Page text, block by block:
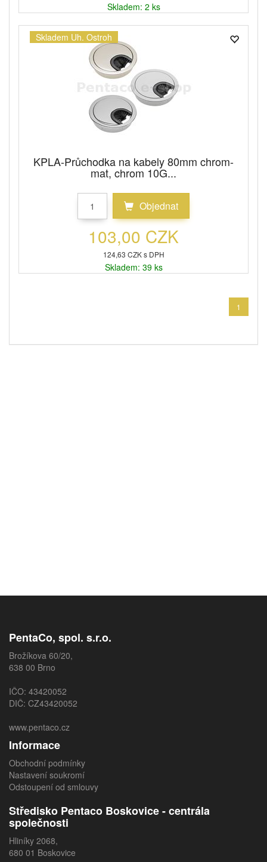
Skladem: 2 ks
Skladem Uh. Ostroh
KPLA-Průchodka na kabely 80mm chrom-
mat, chrom 10G...
Objednat
103,00 CZK
124,63 CZK s DPH
Skladem: 39 ks
1
PentaCo, spol. s.r.o.
Brožíkova 60/20,
638 00 Brno
IČO: 43420052
DIČ: CZ43420052
www.pentaco.cz
Informace
Obchodní podmínky
Nastavení soukromí
Odstoupení od smlouvy
Středisko Pentaco Boskovice - centrála
společnosti
Hliníky 2068,
680 01 Boskovice